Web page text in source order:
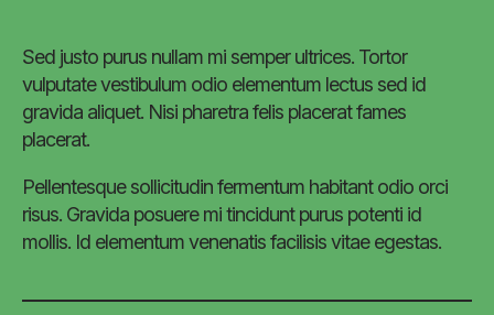
Sed justo purus nullam mi semper ultrices. Tortor
vulputate vestibulum odio elementum lectus sed id
gravida aliquet. Nisi pharetra felis placerat fames
placerat.
Pellentesque sollicitudin fermentum habitant odio orci
risus. Gravida posuere mi tincidunt purus potenti id
mollis. Id elementum venenatis facilisis vitae egestas.